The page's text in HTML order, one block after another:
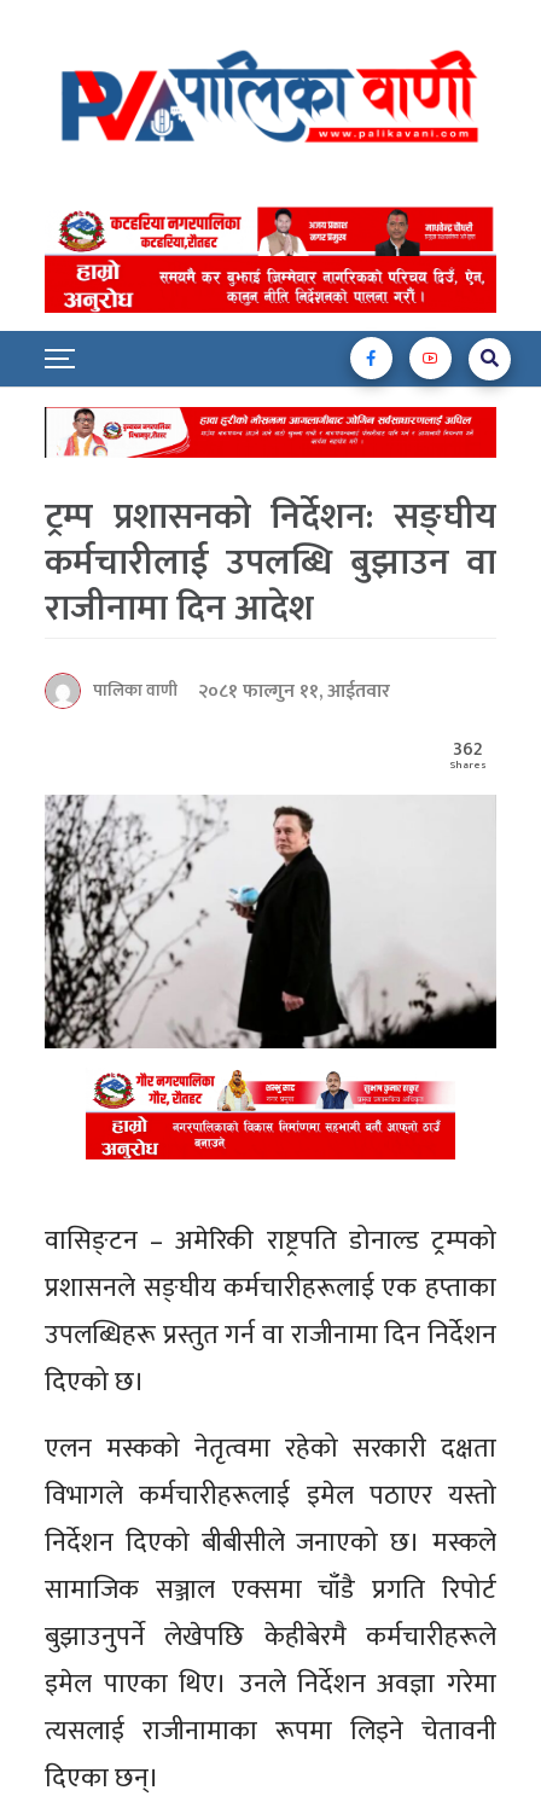
ट्रम्प प्रशासनको निर्देशन: सङ्घीय
कर्मचारीलाई उपलब्धि बुझाउन वा
राजीनामा दिन आदेश
पालिका वाणी
२०८१ फाल्गुन ११, आईतवार
362
Shares
वासिङ्टन – अमेरिकी राष्ट्रपति डोनाल्ड ट्रम्पको
प्रशासनले सङ्घीय कर्मचारीहरूलाई एक हप्ताका
उपलब्धिहरू प्रस्तुत गर्न वा राजीनामा दिन निर्देशन
दिएको छ।
एलन मस्कको नेतृत्वमा रहेको सरकारी दक्षता
विभागले कर्मचारीहरूलाई इमेल पठाएर यस्तो
निर्देशन दिएको बीबीसीले जनाएको छ। मस्कले
सामाजिक सञ्जाल एक्समा चाँडै प्रगति रिपोर्ट
बुझाउनुपर्ने लेखेपछि केहीबेरमै कर्मचारीहरूले
इमेल पाएका थिए। उनले निर्देशन अवज्ञा गरेमा
त्यसलाई राजीनामाका रूपमा लिइने चेतावनी
दिएका छन्।